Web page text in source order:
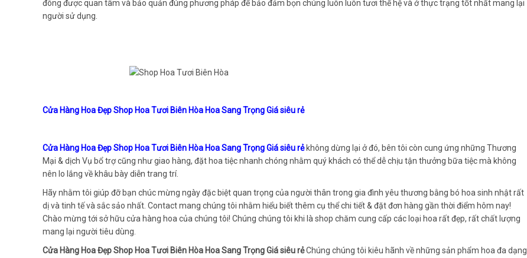
đông được quan tâm và bảo quản đúng phương pháp để bảo đảm bọn chúng luôn luôn tươi thế hệ và ở thực trạng tốt nhất mang lại
người sử dụng.
Cửa Hàng Hoa Đẹp Shop Hoa Tươi Biên Hòa Hoa Sang Trọng Giá siêu rẻ
Cửa Hàng Hoa Đẹp Shop Hoa Tươi Biên Hòa Hoa Sang Trọng Giá siêu rẻ không dừng lại ở đó, bên tôi còn cung ứng những Thương
Mại & dịch Vụ bổ trợ cũng như giao hàng, đặt hoa tiệc nhanh chóng nhằm quý khách có thể dễ chịu tận thưởng bữa tiệc mà không
nên lo lắng về khâu bày diễn trang trí.
Hãy nhằm tôi giúp đỡ bạn chúc mừng ngày đặc biệt quan trọng của người thân trong gia đình yêu thương bằng bó hoa sinh nhật rất
dị và tinh tế và sắc sảo nhất. Contact mang chúng tôi nhằm hiểu biết thêm cụ thể chi tiết & đặt đơn hàng gần thời điểm hôm nay!
Chào mừng tới sở hữu cửa hàng hoa của chúng tôi! Chúng chúng tôi khi là shop chăm cung cấp các loại hoa rất đẹp, rất chất lượng
mang lại người tiêu dùng.
Cửa Hàng Hoa Đẹp Shop Hoa Tươi Biên Hòa Hoa Sang Trọng Giá siêu rẻChúng chúng tôi kiêu hãnh về những sản phẩm hoa đa dạng